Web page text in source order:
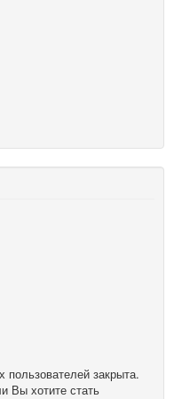
пользователей закрыта.
Вы хотите стать